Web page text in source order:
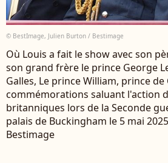
© BestImage, Julien Burton / Bestimage
Où Louis a fait le show avec son
son grand frère le prince George
Galles, Le prince William, prince de
commémorations saluant l'action
britanniques lors de la Seconde
palais de Buckingham le 5 mai
Bestimage